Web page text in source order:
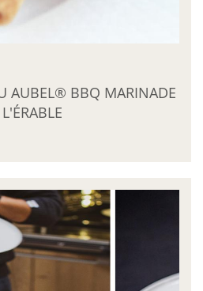
AUBEL® BBQ MARINADE